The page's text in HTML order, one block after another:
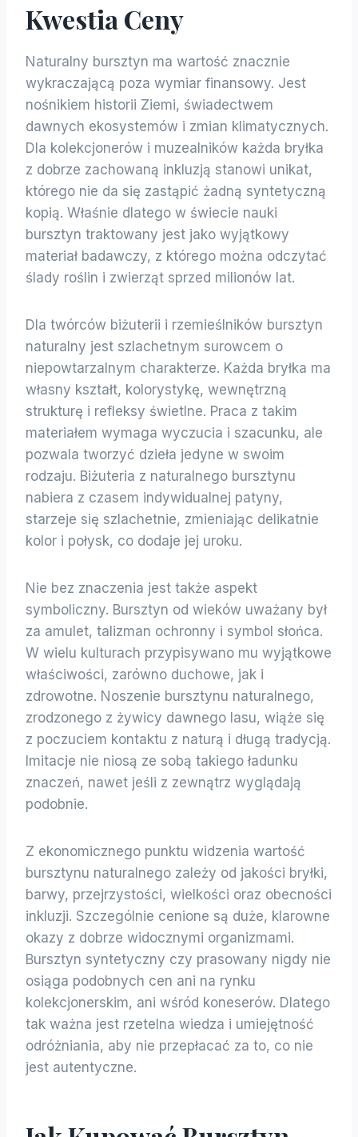
Kwestia Ceny
Naturalny bursztyn ma wartość znacznie
wykraczającą poza wymiar finansowy. Jest
nośnikiem historii Ziemi, świadectwem
dawnych ekosystemów i zmian klimatycznych.
Dla kolekcjonerów i muzealników każda bryłka
z dobrze zachowaną inkluzją stanowi unikat,
którego nie da się zastąpić żadną syntetyczną
kopią. Właśnie dlatego w świecie nauki
bursztyn traktowany jest jako wyjątkowy
materiał badawczy, z którego można odczytać
ślady roślin i zwierząt sprzed milionów lat.
Dla twórców biżuterii i rzemieślników bursztyn
naturalny jest szlachetnym surowcem o
niepowtarzalnym charakterze. Każda bryłka ma
własny kształt, kolorystykę, wewnętrzną
strukturę i refleksy świetlne. Praca z takim
materiałem wymaga wyczucia i szacunku, ale
pozwala tworzyć dzieła jedyne w swoim
rodzaju. Biżuteria z naturalnego bursztynu
nabiera z czasem indywidualnej patyny,
starzeje się szlachetnie, zmieniając delikatnie
kolor i połysk, co dodaje jej uroku.
Nie bez znaczenia jest także aspekt
symboliczny. Bursztyn od wieków uważany był
za amulet, talizman ochronny i symbol słońca.
W wielu kulturach przypisywano mu wyjątkowe
właściwości, zarówno duchowe, jak i
zdrowotne. Noszenie bursztynu naturalnego,
zrodzonego z żywicy dawnego lasu, wiąże się
z poczuciem kontaktu z naturą i długą tradycją.
Imitacje nie niosą ze sobą takiego ładunku
znaczeń, nawet jeśli z zewnątrz wyglądają
podobnie.
Z ekonomicznego punktu widzenia wartość
bursztynu naturalnego zależy od jakości bryłki,
barwy, przejrzystości, wielkości oraz obecności
inkluzji. Szczególnie cenione są duże, klarowne
okazy z dobrze widocznymi organizmami.
Bursztyn syntetyczny czy prasowany nigdy nie
osiąga podobnych cen ani na rynku
kolekcjonerskim, ani wśród koneserów. Dlatego
tak ważna jest rzetelna wiedza i umiejętność
odróżniania, aby nie przepłacać za to, co nie
jest autentyczne.